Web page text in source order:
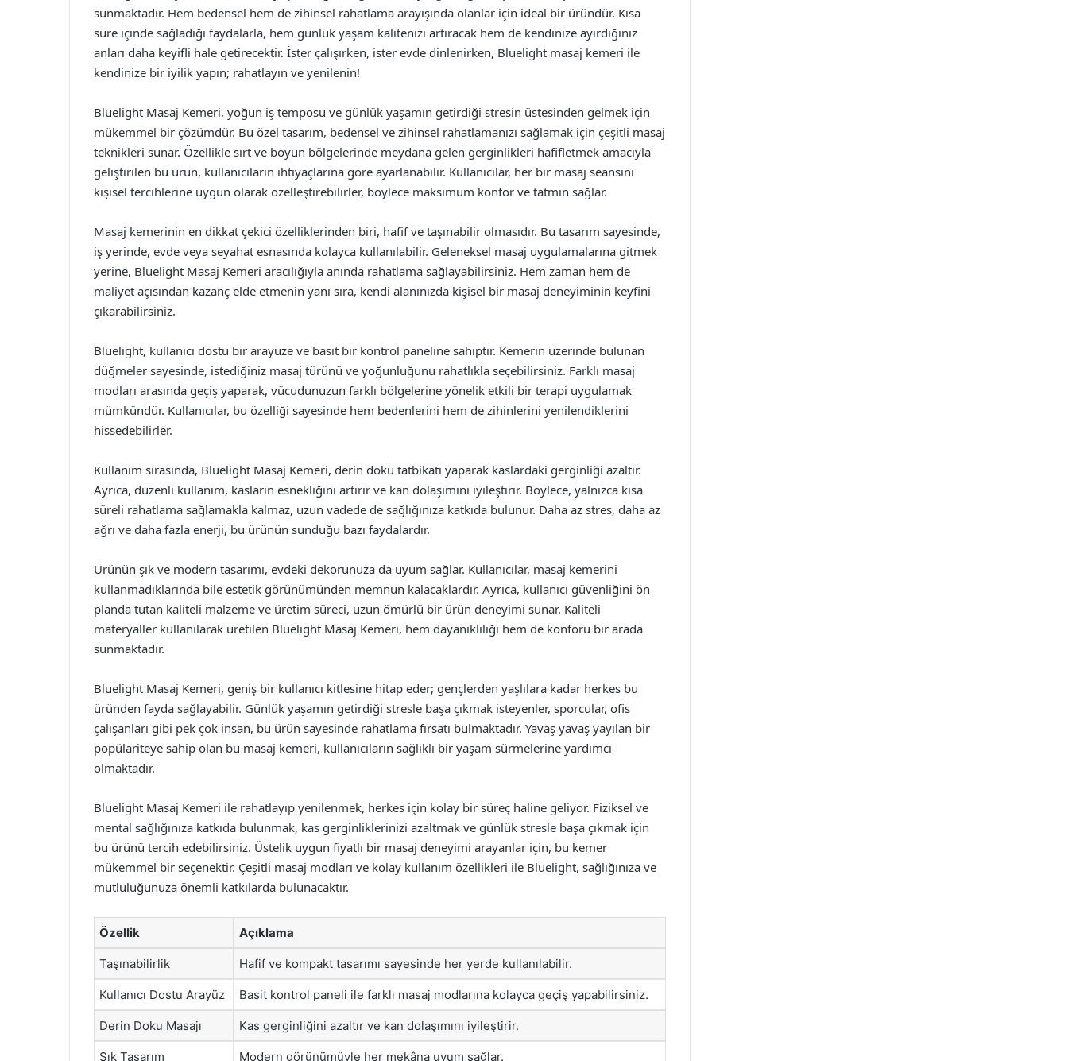
sunmaktadır. Hem bedensel hem de zihinsel rahatlama arayışında olanlar için ideal bir üründür. Kısa
süre içinde sağladığı faydalarla, hem günlük yaşam kalitenizi artıracak hem de kendinize ayırdığınız
anları daha keyifli hale getirecektir. İster çalışırken, ister evde dinlenirken, Bluelight masaj kemeri ile
kendinize bir iyilik yapın; rahatlayın ve yenilenin!
Bluelight Masaj Kemeri, yoğun iş temposu ve günlük yaşamın getirdiği stresin üstesinden gelmek için
mükemmel bir çözümdür. Bu özel tasarım, bedensel ve zihinsel rahatlamanızı sağlamak için çeşitli masaj
teknikleri sunar. Özellikle sırt ve boyun bölgelerinde meydana gelen gerginlikleri hafifletmek amacıyla
geliştirilen bu ürün, kullanıcıların ihtiyaçlarına göre ayarlanabilir. Kullanıcılar, her bir masaj seansını
kişisel tercihlerine uygun olarak özelleştirebilirler, böylece maksimum konfor ve tatmin sağlar.
Masaj kemerinin en dikkat çekici özelliklerinden biri, hafif ve taşınabilir olmasıdır. Bu tasarım sayesinde,
iş yerinde, evde veya seyahat esnasında kolayca kullanılabilir. Geleneksel masaj uygulamalarına gitmek
yerine, Bluelight Masaj Kemeri aracılığıyla anında rahatlama sağlayabilirsiniz. Hem zaman hem de
maliyet açısından kazanç elde etmenin yanı sıra, kendi alanınızda kişisel bir masaj deneyiminin keyfini
çıkarabilirsiniz.
Bluelight, kullanıcı dostu bir arayüze ve basit bir kontrol paneline sahiptir. Kemerin üzerinde bulunan
düğmeler sayesinde, istediğiniz masaj türünü ve yoğunluğunu rahatlıkla seçebilirsiniz. Farklı masaj
modları arasında geçiş yaparak, vücudunuzun farklı bölgelerine yönelik etkili bir terapi uygulamak
mümkündür. Kullanıcılar, bu özelliği sayesinde hem bedenlerini hem de zihinlerini yenilendiklerini
hissedebilirler.
Kullanım sırasında, Bluelight Masaj Kemeri, derin doku tatbikatı yaparak kaslardaki gerginliği azaltır.
Ayrıca, düzenli kullanım, kasların esnekliğini artırır ve kan dolaşımını iyileştirir. Böylece, yalnızca kısa
süreli rahatlama sağlamakla kalmaz, uzun vadede de sağlığınıza katkıda bulunur. Daha az stres, daha az
ağrı ve daha fazla enerji, bu ürünün sunduğu bazı faydalardır.
Ürünün şık ve modern tasarımı, evdeki dekorunuza da uyum sağlar. Kullanıcılar, masaj kemerini
kullanmadıklarında bile estetik görünümünden memnun kalacaklardır. Ayrıca, kullanıcı güvenliğini ön
planda tutan kaliteli malzeme ve üretim süreci, uzun ömürlü bir ürün deneyimi sunar. Kaliteli
materyaller kullanılarak üretilen Bluelight Masaj Kemeri, hem dayanıklılığı hem de konforu bir arada
sunmaktadır.
Bluelight Masaj Kemeri, geniş bir kullanıcı kitlesine hitap eder; gençlerden yaşlılara kadar herkes bu
üründen fayda sağlayabilir. Günlük yaşamın getirdiği stresle başa çıkmak isteyenler, sporcular, ofis
çalışanları gibi pek çok insan, bu ürün sayesinde rahatlama fırsatı bulmaktadır. Yavaş yavaş yayılan bir
popülariteye sahip olan bu masaj kemeri, kullanıcıların sağlıklı bir yaşam sürmelerine yardımcı
olmaktadır.
Bluelight Masaj Kemeri ile rahatlayıp yenilenmek, herkes için kolay bir süreç haline geliyor. Fiziksel ve
mental sağlığınıza katkıda bulunmak, kas gerginliklerinizi azaltmak ve günlük stresle başa çıkmak için
bu ürünü tercih edebilirsiniz. Üstelik uygun fiyatlı bir masaj deneyimi arayanlar için, bu kemer
mükemmel bir seçenektir. Çeşitli masaj modları ve kolay kullanım özellikleri ile Bluelight, sağlığınıza ve
mutluluğunuza önemli katkılarda bulunacaktır.
Özellik Açıklama
Taşınabilirlik Hafif ve kompakt tasarımı sayesinde her yerde kullanılabilir.
Kullanıcı Dostu Arayüz Basit kontrol paneli ile farklı masaj modlarına kolayca geçiş yapabilirsiniz.
Derin Doku Masajı Kas gerginliğini azaltır ve kan dolaşımını iyileştirir.
Şık Tasarım Modern görünümüyle her mekâna uyum sağlar.